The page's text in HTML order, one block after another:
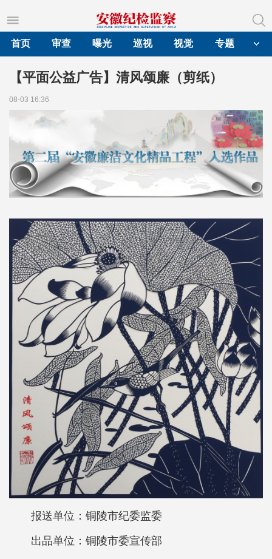
首页
审查 曝光 巡视 视觉 专题
【平面公益广告】清风颂廉（剪纸）
08-03 16:36
报送单位：铜陵市纪委监委
出品单位：铜陵市委宣传部